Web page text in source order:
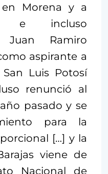
Morena y a
e incluso
Juan Ramiro
aspirante a
Luis Potosí
renunció al
pasado y se
para la
[…] y la
viene de
Nacional de